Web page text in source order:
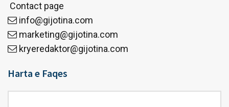
Contact page
info@gijotina.com
marketing@gijotina.com
kryeredaktor@gijotina.com
Harta e Faqes